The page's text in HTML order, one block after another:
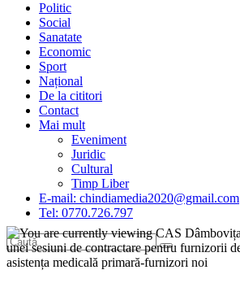
Politic
Social
Sanatate
Economic
Sport
Național
De la cititori
Contact
Mai mult
Eveniment
Juridic
Cultural
Timp Liber
E-mail: chindiamedia2020@gmail.com
Tel: 0770.726.797